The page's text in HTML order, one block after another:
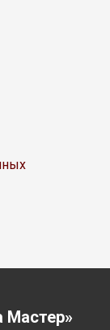
Мастер»